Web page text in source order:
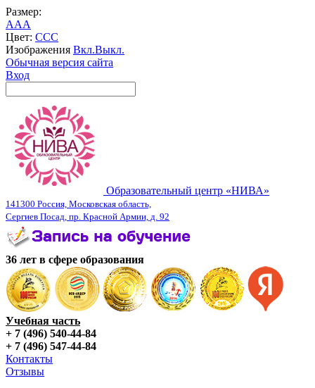
Размер:
AAA
Цвет: CCC
Изображения Вкл.Выкл.
Обычная версия сайта
Вход
Образовательный центр «НИВА»
141300 Россия, Московская область,
Сергиев Посад, пр. Красной Армии, д. 92
36 лет в сфере образования
Учебная часть
+ 7 (496) 540-44-84
+ 7 (496) 547-44-84
Контакты
Отзывы